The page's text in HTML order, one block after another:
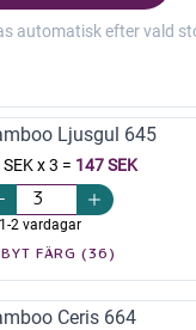
automatisk efter vald
Ljusgul 645
x 3 = 147 SEK
1-2 vardagar
BYT FÄRG (36)
Ceris 664